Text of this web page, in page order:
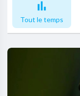
Tout le temps